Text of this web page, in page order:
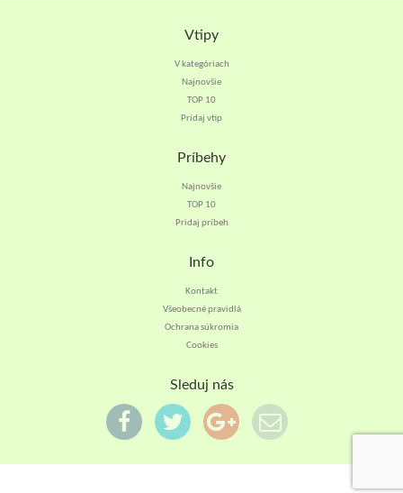
Vtipy
V kategóriach
Najnovšie
TOP 10
Pridaj vtip
Príbehy
Najnovšie
TOP 10
Pridaj príbeh
Info
Kontakt
Všeobecné pravidlá
Ochrana súkromia
Cookies
Sleduj nás